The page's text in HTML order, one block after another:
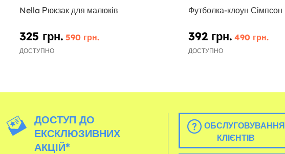
Nella Рюкзак для малюків
325 грн. 590 грн.
ДОСТУПНО
Футболка-клоун Сімпсон
392 грн. 490 грн.
ДОСТУПНО
ДОСТУП ДО
ЕКСКЛЮЗИВНИХ
АКЦІЙ*
ОБСЛУГОВУВАННЯ
КЛІЄНТІВ